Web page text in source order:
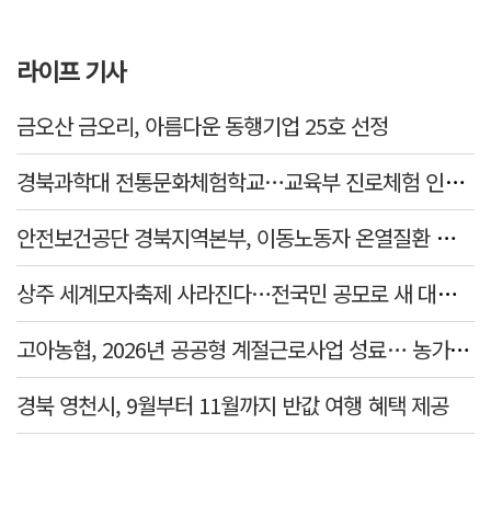
라이프 기사
금오산 금오리, 아름다운 동행기업 25호 선정
경북과학대 전통문화체험학교…교육부 진로체험 인증기관 선정
안전보건공단 경북지역본부, 이동노동자 온열질환 예방 캠페인
상주 세계모자축제 사라진다…전국민 공모로 새 대표축제 발굴 나서
고아농협, 2026년 공공형 계절근로사업 성료… 농가 일손 부족 해소 '효자'
경북 영천시, 9월부터 11월까지 반값 여행 혜택 제공